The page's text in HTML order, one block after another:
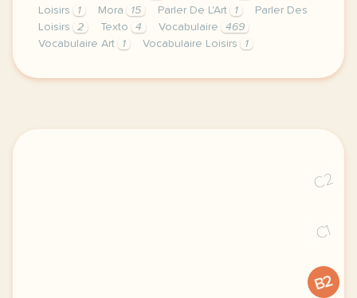
Loisirs
1 Mora 15 Parler De L'Art 1
Parler Des
Loisirs
2 Texto 4 Vocabulaire
469
Vocabulaire Art
1 Vocabulaire Loisirs 1
image pixabay comcette derniere semaine de
C2
C1
B2